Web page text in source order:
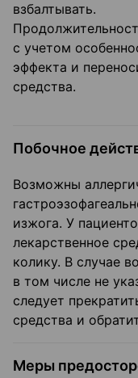
взбалтывать.
с учетом
эффекта и
средства.
Побочное
Возможны
изжога. У
лекарственное
колику. В случае
в том числе не
следует
средства и
Меры